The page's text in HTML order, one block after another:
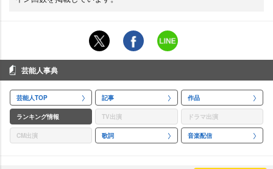
芸能人事典
芸能人TOP 記事 作品
ランキング情報 TV出演 ドラマ出演
CM出演 歌詞 音楽配信